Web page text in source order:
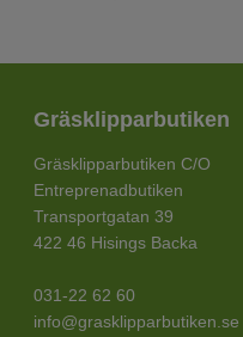
Gräsklipparbutiken
Gräsklipparbutiken C/O
Entreprenadbutiken
Transportgatan 39
422 46 Hisings Backa
031-22 62 60
info@grasklipparbutiken.se